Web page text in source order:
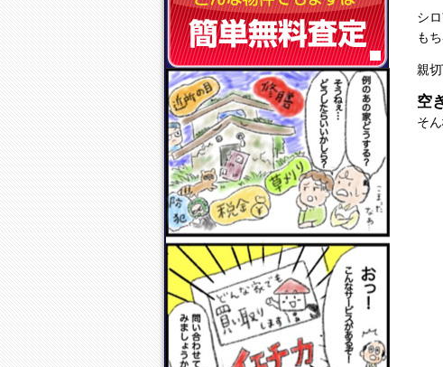
シ
も
親
空
そ